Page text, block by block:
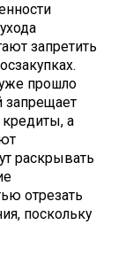
запретить
прошло
запрещает
а
раскрывать
отрезать
поскольку